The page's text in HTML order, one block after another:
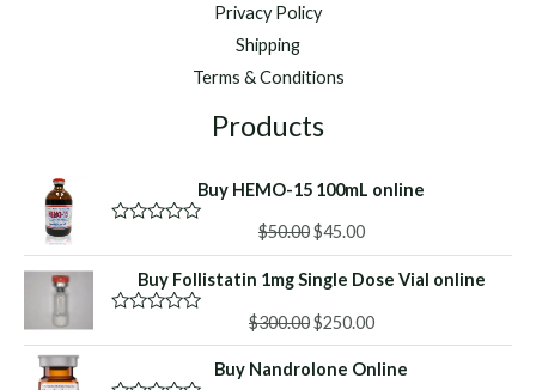
Privacy Policy
Shipping
Terms & Conditions
Products
Buy HEMO-15 100mL online
a
d
$50.00Original
price
was:
$45.00Current
price
is:
Buy Follistatin 1mg Single Dose Vial online
a
$300.00Original
price
was:
$250.00Current
price
is:
Buy Nandrolone Online